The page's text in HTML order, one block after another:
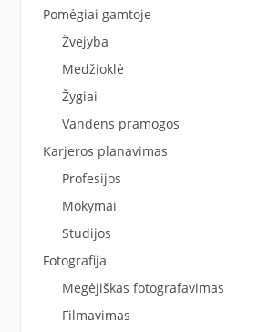
Pomėgiai gamtoje
Žvejyba
Medžioklė
Žygiai
Vandens pramogos
Karjeros planavimas
Profesijos
Mokymai
Studijos
Fotografija
Megėjiškas fotografavimas
Filmavimas